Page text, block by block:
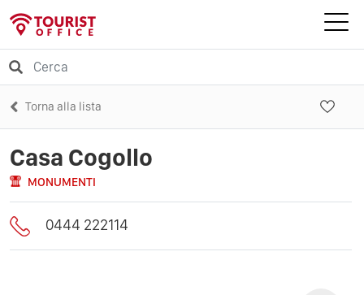
Torna alla lista
Casa Cogollo
MONUMENTI
0444 222114